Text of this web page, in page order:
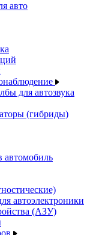
авто
для автозвука
(гибриды)
автомобиль
автоэлектроники
(АЗУ)